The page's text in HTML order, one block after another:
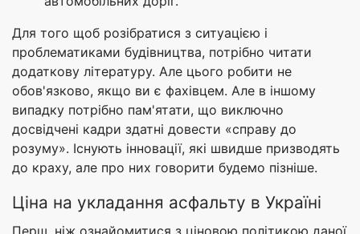
Для того щоб розібратися з ситуацією і
проблематиками будівництва, потрібно читати
додаткову літературу. Але цього робити не
обов'язково, якщо ви є фахівцем. Але в іншому
випадку потрібно пам'ятати, що виключно
досвідчені кадри здатні довести «справу до
розуму». Існують інновації, які швидше призводять
до краху, але про них говорити будемо пізніше.
Ціна на укладання асфальту в Україні
Перш, ніж ознайомитися з ціновою політикою даної